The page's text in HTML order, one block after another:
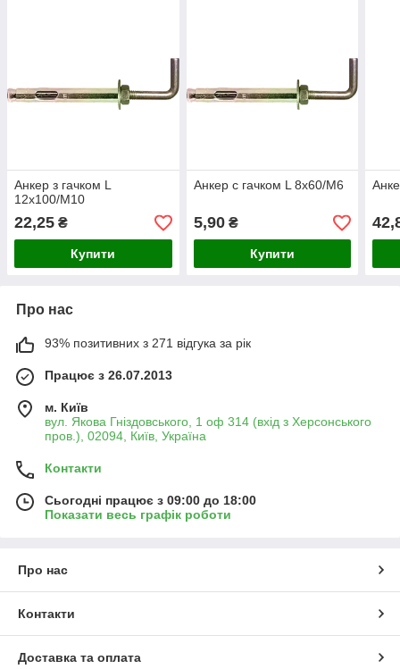
Анкер з гачком L
12х100/M10
22,25 ₴
Купити
Анкер c гачком L 8х60/M6
5,90₴
Купити
Про нас
93% позитивних з 271 відгука за рік
Працює з 26.07.2013
м. Київ
вул. Якова Гніздовського, 1 оф 314 (вхід з Херсонського
пров.), 02094, Київ, Україна
Контакти
Сьогодні працює з 09:00 до 18:00
Показати весь графік роботи
Про нас
Контакти
Доставка та оплата